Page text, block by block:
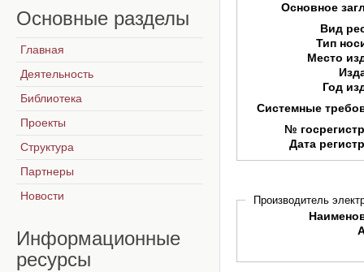
Основное
Вид
Тип
Место
Год
Системные
№
Дата
Производитель
Основные разделы
Главная
Деятельность
Библиотека
Проекты
Структура
Партнеры
Новости
Информационные
ресурсы